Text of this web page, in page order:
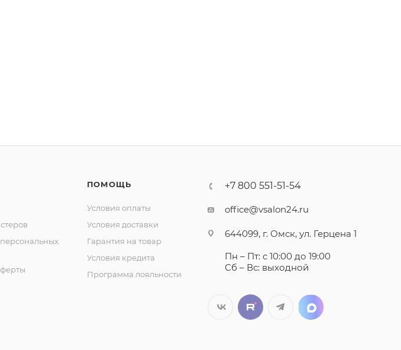
ПОМОЩЬ
Условия оплаты
Условия доставки
Гарантия на товар
Условия кредита
Программа лояльности
+7 800 551-51-54
office@vsalon24.ru
644099, г. Омск, ул. Герцена 1
Пн – Пт: с 10:00 до 19:00
Сб – Вс: выходной